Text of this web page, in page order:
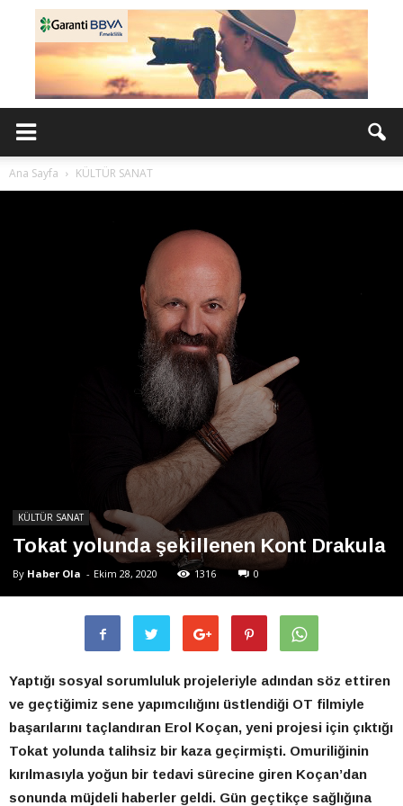
Ana Sayfa KÜLTÜR SANAT
KÜLTÜR SANAT
Tokat yolunda şekillenen Kont Drakula
By Haber Ola - Ekim 28, 2020 1316 0
Yaptığı sosyal sorumluluk projeleriyle adından söz ettiren
ve geçtiğimiz sene yapımcılığını üstlendiği OT filmiyle
başarılarını taçlandıran Erol Koçan, yeni projesi için çıktığı
Tokat yolunda talihsiz bir kaza geçirmişti. Omuriliğinin
kırılmasıyla yoğun bir tedavi sürecine giren Koçan’dan
sonunda müjdeli haberler geldi. Gün geçtikçe sağlığına